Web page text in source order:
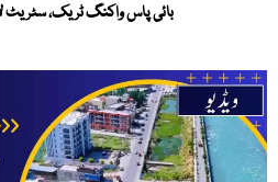
بائی پاس واکنگ ٹریک، سٹریٹ